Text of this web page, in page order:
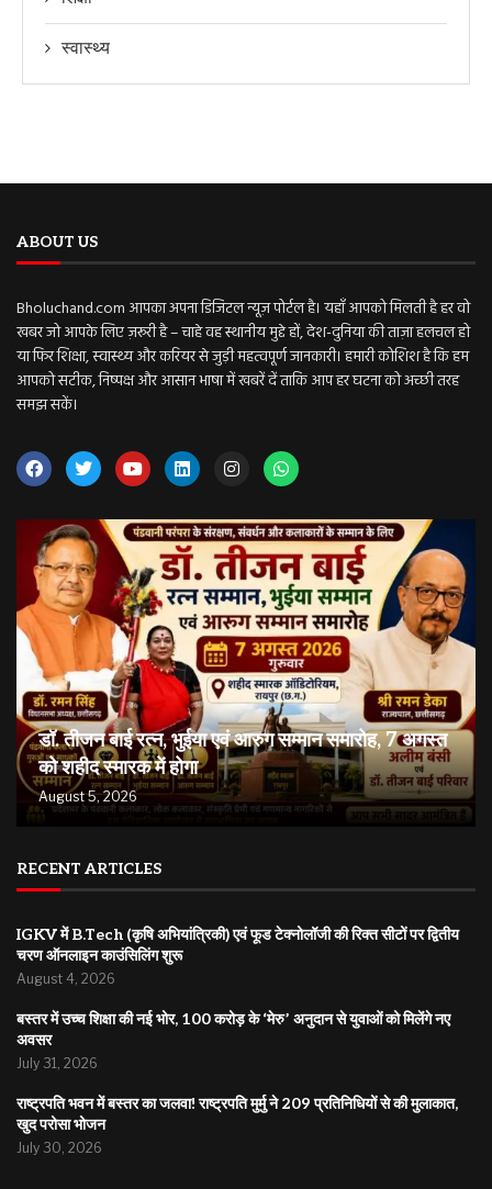
स्वास्थ्य
ABOUT US
Bholuchand.com आपका अपना डिजिटल न्यूज़ पोर्टल है। यहाँ आपको मिलती है हर वो
खबर जो आपके लिए ज़रूरी है – चाहे वह स्थानीय मुद्दे हों, देश-दुनिया की ताज़ा हलचल हो
या फिर शिक्षा, स्वास्थ्य और करियर से जुड़ी महत्वपूर्ण जानकारी। हमारी कोशिश है कि हम
आपको सटीक, निष्पक्ष और आसान भाषा में खबरें दें ताकि आप हर घटना को अच्छी तरह
समझ सकें।
डॉ. तीजन बाई रत्न, भुईया एवं आरुग सम्मान समारोह, 7 अगस्त
को शहीद स्मारक में होगा
August 5, 2026
RECENT ARTICLES
IGKV में B.Tech (कृषि अभियांत्रिकी) एवं फूड टेक्नोलॉजी की रिक्त सीटों पर द्वितीय
चरण ऑनलाइन काउंसिलिंग शुरू
August 4, 2026
बस्तर में उच्च शिक्षा की नई भोर, 100 करोड़ के ‘मेरु’ अनुदान से युवाओं को मिलेंगे नए
अवसर
July 31, 2026
राष्ट्रपति भवन में बस्तर का जलवा! राष्ट्रपति मुर्मु ने 209 प्रतिनिधियों से की मुलाकात,
खुद परोसा भोजन
July 30, 2026